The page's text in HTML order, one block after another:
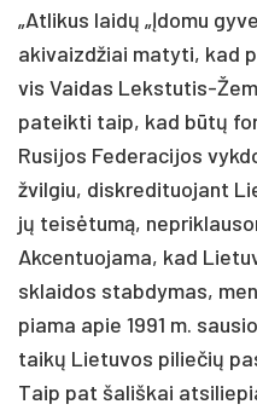
„At­li­kus laidų „Įdo­mu
aki­vaizd­žiai ma­ty­ti, kad
vis Vai­das Leks­tu­tis-
pa­teik­ti taip, kad būtų
Ru­si­jos Fe­de­ra­ci­jos
žvil­giu, disk­re­di­tuo­jant
jų teisė­tumą,
Ak­cen­tuo­ja­ma, kad
sklai­dos stab­dy­mas,
pia­ma apie 1991 m.
taikų Lie­tu­vos pi­lie­čių
Taip pat ša­liš­kai